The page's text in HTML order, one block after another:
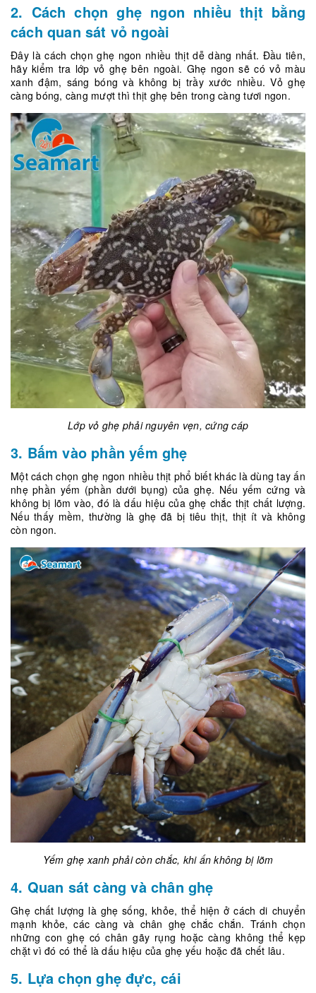
2. Cách chọn ghẹ ngon nhiều thịt bằng
cách quan sát vỏ ngoài
Đây là cách chọn ghẹ ngon nhiều thịt dễ dàng nhất. Đầu tiên,
hãy kiểm tra lớp vỏ ghẹ bên ngoài. Ghẹ ngon sẽ có vỏ màu
xanh đậm, sáng bóng và không bị trầy xước nhiều. Vỏ ghẹ
càng bóng, càng mượt thì thịt ghẹ bên trong càng tươi ngon.
Lớp vỏ ghẹ phải nguyên vẹn, cứng cáp
3. Bấm vào phần yếm ghẹ
Một cách chọn ghẹ ngon nhiều thịt phổ biết khác là dùng tay ấn
nhẹ phần yếm (phần dưới bụng) của ghẹ. Nếu yếm cứng và
không bị lõm vào, đó là dấu hiệu của ghẹ chắc thịt chất lượng.
Nếu thấy mềm, thường là ghẹ đã bị tiêu thịt, thịt ít và không
còn ngon.
Yếm ghẹ xanh phải còn chắc, khi ấn không bị lõm
4. Quan sát càng và chân ghẹ
Ghẹ chất lượng là ghẹ sống, khỏe, thể hiện ở cách di chuyển
mạnh khỏe, các càng và chân ghẹ chắc chắn. Tránh chọn
những con ghẹ có chân gãy rụng hoặc càng không thể kẹp
chặt vì đó có thể là dấu hiệu của ghẹ yếu hoặc đã chết lâu.
5. Lựa chọn ghẹ đực, cái